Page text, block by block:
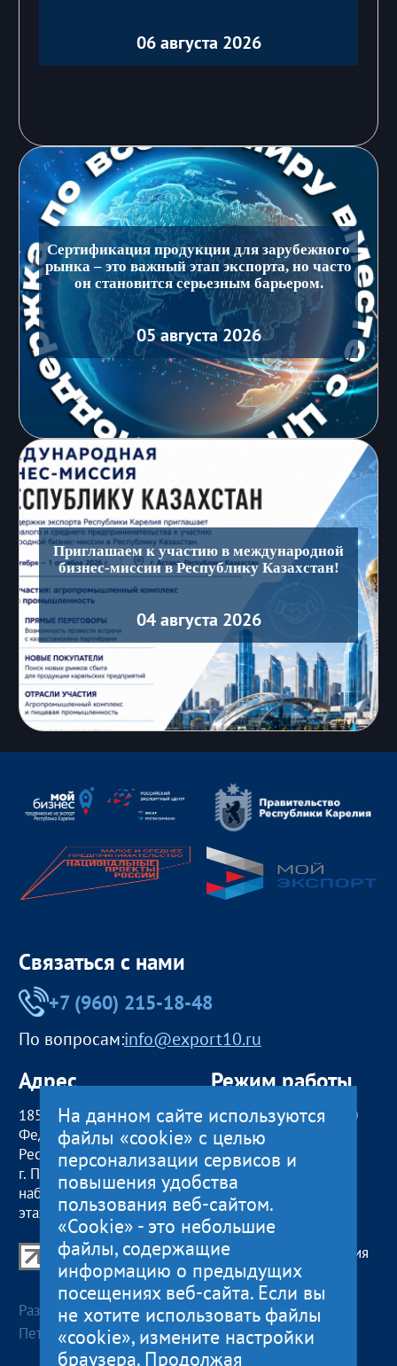
06 августа 2026
Сертификация продукции для зарубежного
рынка – это важный этап экспорта, но часто
он становится серьезным барьером.
05 августа 2026
Приглашаем к участию в международной
бизнес-миссии в Республику Казахстан!
04 августа 2026
Связаться с нами
+7 (960) 215-18-48
По вопросам:info@export10.ru
Адрес
185000, Российская
Федерация,
Республика Карелия
г. Петрозаводск,
наб. Гюллинга, 11 / 2
этаж, офис 2
Режим работы
пн — чт:09:00 — 18:00
пт:09:00 — 17:00
обед с 13:00 до 14:00
сб, вс
Центр поддержки экспорта Республики Карелия
© 2012—2024
Разработка и поддержка сайта — «Артлекс», г.
Петрозаводск
На данном сайте используются
файлы «cookie» с целью
персонализации сервисов и
повышения удобства
пользования веб-сайтом.
«Cookie» - это небольшие
файлы, содержащие
информацию о предыдущих
посещениях веб-сайта. Если вы
не хотите использовать файлы
«cookie», измените настройки
браузера. Продолжая